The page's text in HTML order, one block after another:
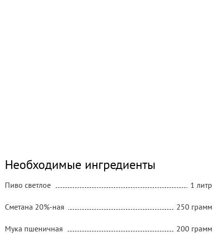
Необходимые ингредиенты
Пиво светлое 1 литр
Сметана 20%-ная 250 грамм
Мука пшеничная 200 грамм